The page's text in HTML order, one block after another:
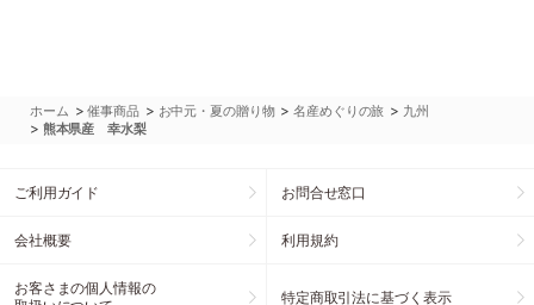
ホーム >催事商品 > お中元・夏の贈り物 >名産めぐりの旅 > 九州
> 熊本県産 幸水梨
ご利用ガイド お問合せ窓口
会社概要 利用規約
お客さまの個人情報の
特定商取引法に基づく表示